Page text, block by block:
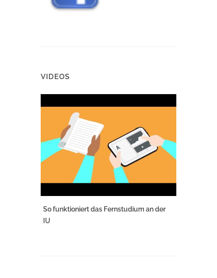
VIDEOS
So funktioniert das Fernstudium an der
IU